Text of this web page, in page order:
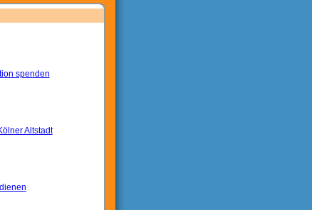
spenden
Altstadt